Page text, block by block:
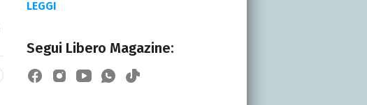
LEGGI
Segui Libero Magazine: